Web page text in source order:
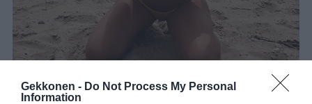
Gekkonen - Do Not Process My Personal
Information